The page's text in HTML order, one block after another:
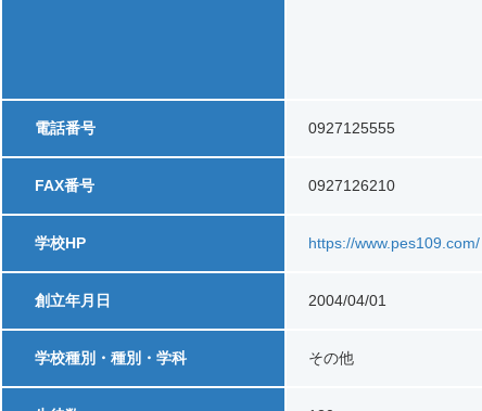
電話番号 0927125555
FAX番号 0927126210
学校HP https://www.pes109.com/
創立年月日 2004/04/01
学校種別・種別・学科 その他